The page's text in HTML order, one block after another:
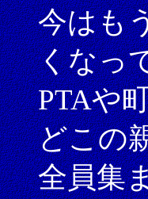
今はも
くなっ
PTAや
どこの
全員集